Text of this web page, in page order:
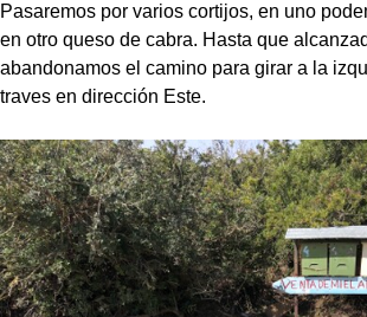
Pasaremos por varios cortijos, en uno
en otro queso de cabra. Hasta que
abandonamos el camino para girar a la
traves en dirección Este.